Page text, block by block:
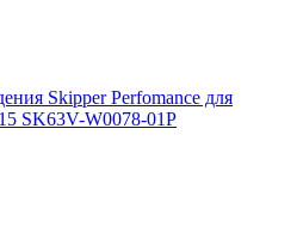
Skipper Perfomance для
SK63V-W0078-01P